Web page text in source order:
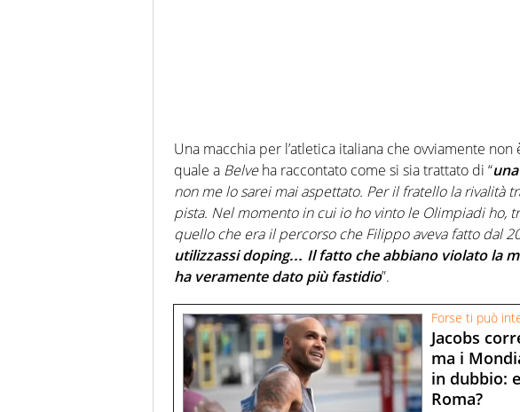
Una macchia per l’atletica italiana che ovviamente
quale a Belveha raccontato come si sia trattato di “
non me lo sarei mai aspettato. Per il fratello la rivalità
pista. Nel momento in cui io ho vinto le Olimpiadi ho,
quello che era il percorso che Filippo aveva fatto dal
utilizzassi doping… Il fatto che abbiano violato la
ha veramente dato più fastidio”.
Forse ti può
Jacobs
ma i
in dubbio:
Roma?